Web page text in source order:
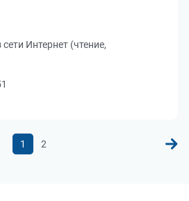
Интернет (чтение,
1 2